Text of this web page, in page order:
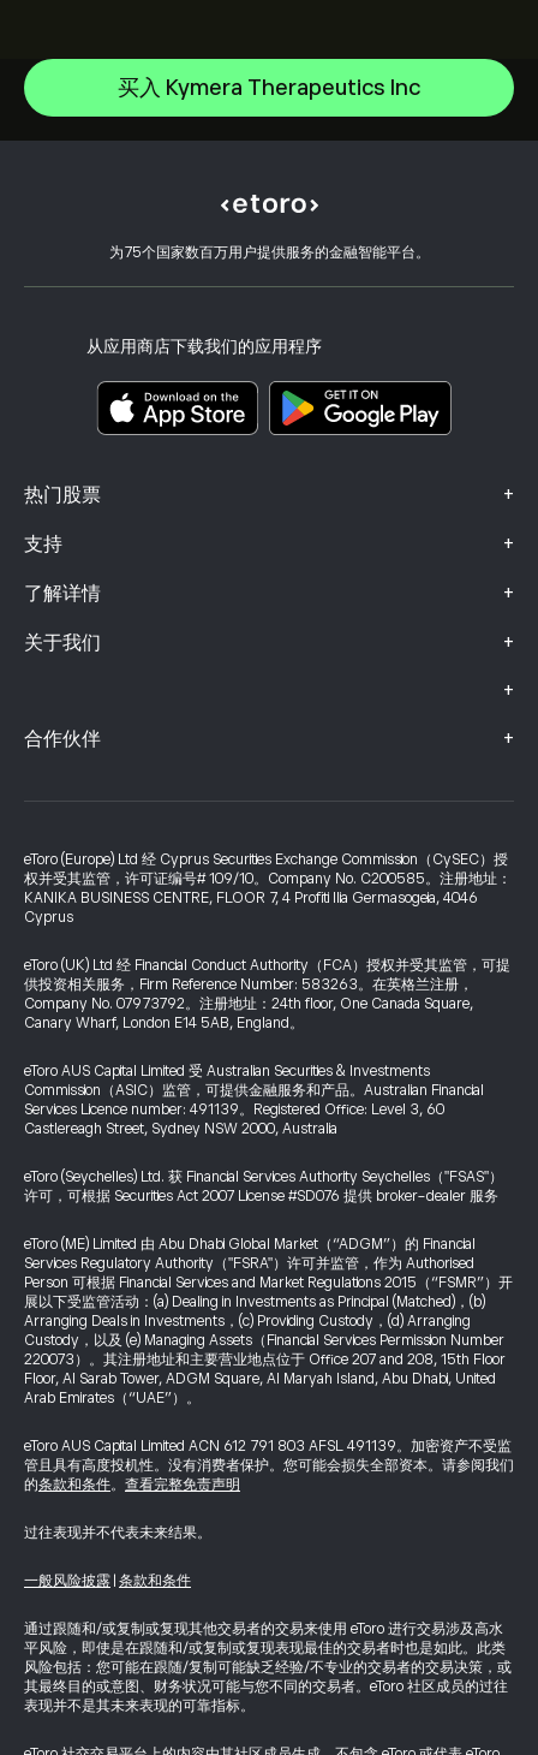
买入 Kymera Therapeutics Inc
为75个国家数百万用户提供服务的金融智能平台。
从应用商店下载我们的应用程序
热门股票 +
Microsoft
Apple
支持 +
如何入金
如何出金
开设账户
客户端漏洞
了解详情 +
CopyTrading 简介
负责任交易
eToro Academy
关于我们 +
选择 eToro 的理由
我们的办事处
+
风险披露
关键信息文档
投诉信息（FCA 客户）
合作伙伴 +
投资保险
eToro (Europe) Ltd 经 Cyprus Securities Exchange Commission（CySEC）授
权并受其监管，许可证编号# 109/10。Company No. C200585。注册地址：
KANIKA BUSINESS CENTRE, FLOOR 7, 4 Profiti Ilia Germasogeia, 4046
Cyprus
eToro (UK) Ltd 经 Financial Conduct Authority（FCA）授权并受其监管，可提
供投资相关服务，Firm Reference Number: 583263。在英格兰注册，
Company No. 07973792。注册地址：24th floor, One Canada Square,
Canary Wharf, London E14 5AB, England。
eToro AUS Capital Limited 受 Australian Securities & Investments
Commission（ASIC）监管，可提供金融服务和产品。Australian Financial
Services Licence number: 491139。Registered Office: Level 3, 60
Castlereagh Street, Sydney NSW 2000, Australia
eToro (Seychelles) Ltd. 获 Financial Services Authority Seychelles（"FSAS"）
许可，可根据 Securities Act 2007 License #SD076 提供 broker-dealer 服务
eToro (ME) Limited 由 Abu Dhabi Global Market（“ADGM”）的 Financial
Services Regulatory Authority（"FSRA"）许可并监管，作为 Authorised
Person 可根据 Financial Services and Market Regulations 2015（“FSMR”）开
展以下受监管活动：(a) Dealing in Investments as Principal (Matched)，(b)
Arranging Deals in Investments，(c) Providing Custody，(d) Arranging
Custody，以及 (e) Managing Assets（Financial Services Permission Number
220073）。其注册地址和主要营业地点位于 Office 207 and 208, 15th Floor
Floor, Al Sarab Tower, ADGM Square, Al Maryah Island, Abu Dhabi, United
Arab Emirates（“UAE”）。
eToro AUS Capital Limited ACN 612 791 803 AFSL 491139。加密资产不受监
管且具有高度投机性。没有消费者保护。您可能会损失全部资本。请参阅我们
的条款和条件。 查看完整免责声明
过往表现并不代表未来结果。
一般风险披露 条款和条件
通过跟随和/或复制或复现其他交易者的交易来使用 eToro 进行交易涉及高水
平风险，即使是在跟随和/或复制或复现表现最佳的交易者时也是如此。此类
风险包括：您可能在跟随/复制可能缺乏经验/不专业的交易者的交易决策，或
其最终目的或意图、财务状况可能与您不同的交易者。eToro 社区成员的过往
表现并不是其未来表现的可靠指标。